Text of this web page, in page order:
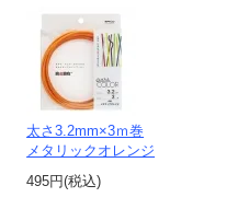
太さ3.2mm×3ｍ巻
メタリックオレンジ
495円(税込)